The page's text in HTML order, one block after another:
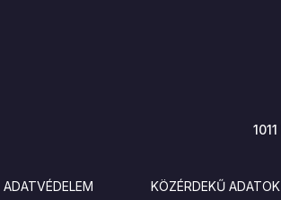
1011
ADATVÉDELEM KÖZÉRDEKŰ ADATOK